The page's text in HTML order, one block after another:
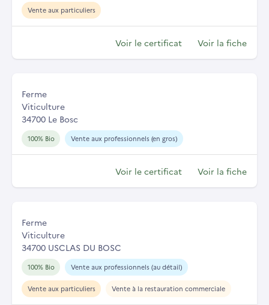
Vente aux particuliers
Voir le certificat Voir la fiche
Ferme
Viticulture
34700 Le Bosc
100% Bio Vente aux professionnels (en gros)
Voir le certificat Voir la fiche
Ferme
Viticulture
34700 USCLAS DU BOSC
100% Bio Vente aux professionnels (au détail)
Vente aux particuliers Vente à la restauration commerciale